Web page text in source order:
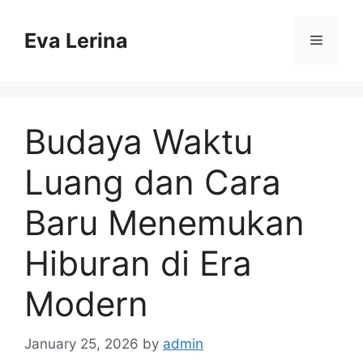
contentEva Lerina Menu
Budaya Waktu
Luang dan Cara
Baru Menemukan
Hiburan di Era
Modern
January 25, 2026 by admin